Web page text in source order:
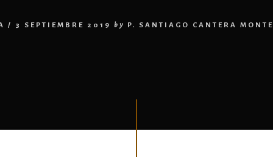
/ 3 SEPTIEMBRE 2019 by P. SANTIAGO CANTERA